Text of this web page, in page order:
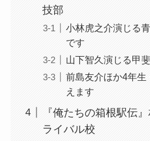
技部
小林虎之介演じる
です
山下智久演じる甲
前島友介ほか4年生
えます
『俺たちの箱根駅伝
ライバル校